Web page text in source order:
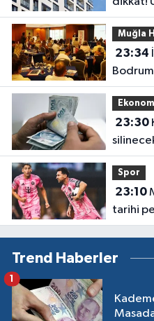
Muğla
23:34
23:30Kredi kartı ve prim borçları
çevrildi
Spor
23:10Messi'den Inter Miami ile
tarihi
Trend Haberler
1